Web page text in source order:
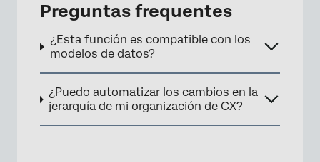
Preguntas frequentes
¿Esta función es compatible con los
modelos de datos?
¿Puedo automatizar los cambios en la
jerarquía de mi organización de CX?